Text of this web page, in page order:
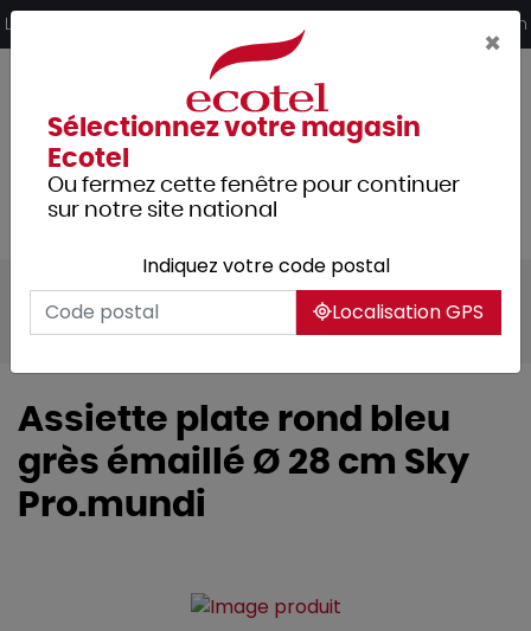
Livraison offerte dès 249€ HT d’achat et retrait 2h en magasin
Tous les produits
Arts de la table
Vaisselle
Assiettes & services
Assiette plate rond bleu
grès émaillé Ø 28 cm Sky
Pro.mundi
×
Sélectionnez votre magasin
Ecotel
Ou fermez cette fenêtre pour continuer
sur notre site national
Indiquez votre code postal
Localisation GPS
Panneau de gestion des cookies